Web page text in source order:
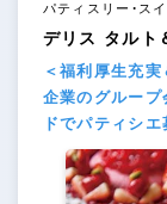
パティスリー・ス
デリス タルト
＜福利厚生充
企業のグルー
ドでパティシエ